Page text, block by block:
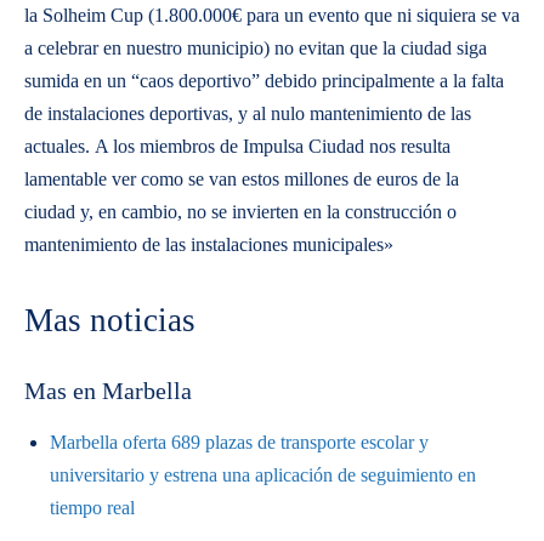
la Solheim Cup (1.800.000€ para un evento que ni siquiera se va
a celebrar en nuestro municipio) no evitan que la ciudad siga
sumida en un “caos deportivo” debido principalmente a la falta
de instalaciones deportivas, y al nulo mantenimiento de las
actuales. A los miembros de Impulsa Ciudad nos resulta
lamentable ver como se van estos millones de euros de la
ciudad y, en cambio, no se invierten en la construcción o
mantenimiento de las instalaciones municipales»
Mas noticias
Mas en Marbella
Marbella oferta 689 plazas de transporte escolar y
universitario y estrena una aplicación de seguimiento en
tiempo real